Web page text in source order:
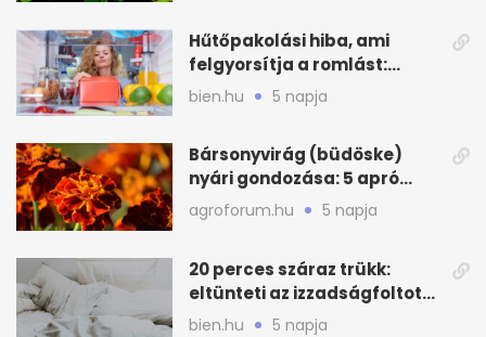
Hűtőpakolási hiba, ami
felgyorsítja a romlást:
zónákra figyelj
bien.hu 5 napja
Bársonyvirág (büdöske)
nyári gondozása: 5 apró
lépés a dús virágzásért
agroforum.hu 5 napja
20 perces száraz trükk:
eltünteti az izzadságfoltot
és a szagot a matracról
bien.hu 5 napja